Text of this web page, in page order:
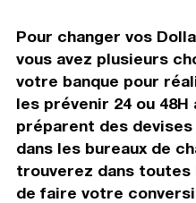
Pour changer vos
vous avez plusieurs
votre banque pour
les prévenir 24 ou
préparent des devises
dans les bureaux de
trouverez dans toutes
de faire votre